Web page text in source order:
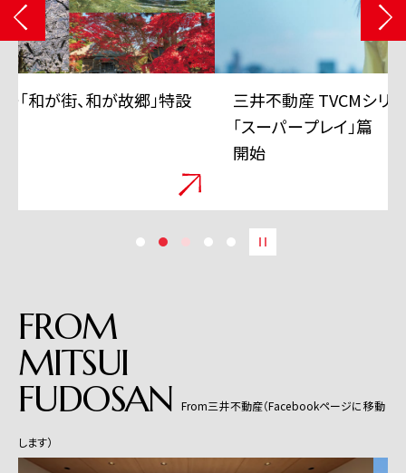
三井不動産 TVCMシリーズ「三井のすずちゃん」
「スーパープレイ」篇 6月11日から全国で放映
FROM
MITSUI
FUDOSAN From三井不動産（Facebookページに移動
します）